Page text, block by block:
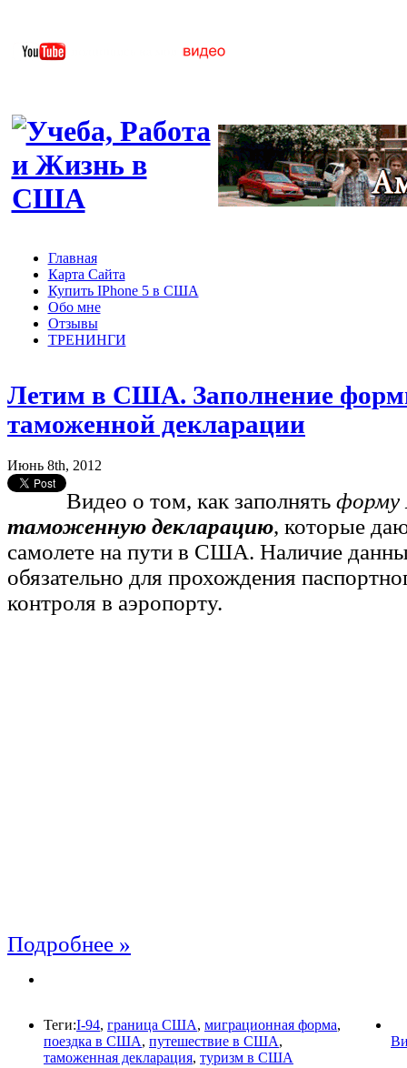
Главная
Карта Сайта
Купить IPhone 5 в США
Обо мне
Отзывы
ТРЕНИНГИ
Летим в США. Заполнение
таможенной декларации
Июнь 8th, 2012
Видео о том, как заполнять форму
таможенную декларацию, которые
самолете на пути в США. Наличие
обязательно для прохождения
контроля в аэропорту.
Подробнее »
Теги:I-94, граница США, миграционная форма,
поездка в США, путешествие в США,
таможенная декларация, туризм в США